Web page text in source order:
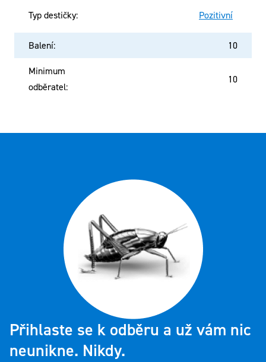
Typ destičky: Pozitivní
Balení: 10
Minimum
odběratel:
10
Přihlaste se k odběru a už vám nic
neunikne. Nikdy.